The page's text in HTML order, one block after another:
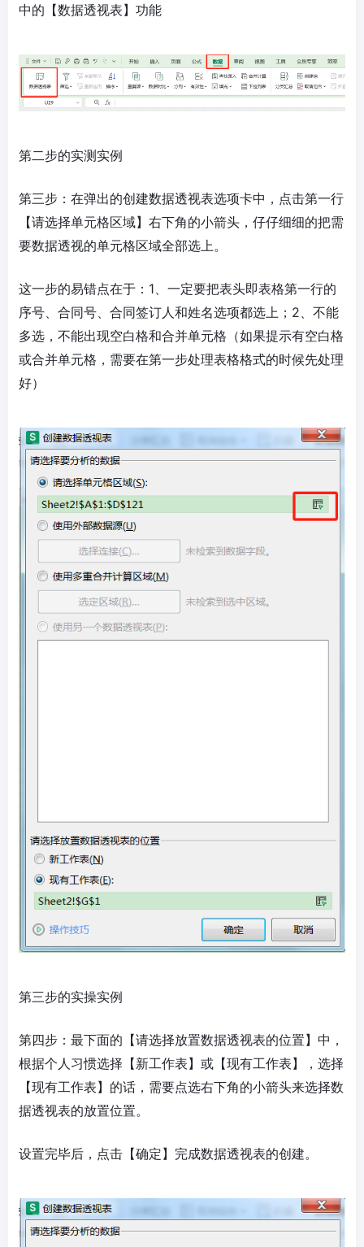
中的【数据透视表】功能
第二步的实测实例
第三步：在弹出的创建数据透视表选项卡中，点击第一行
【请选择单元格区域】右下角的小箭头，仔仔细细的把需
要数据透视的单元格区域全部选上。
这一步的易错点在于：1、一定要把表头即表格第一行的
序号、合同号、合同签订人和姓名选项都选上；2、不能
多选，不能出现空白格和合并单元格（如果提示有空白格
或合并单元格，需要在第一步处理表格格式的时候先处理
好）
第三步的实操实例
第四步：最下面的【请选择放置数据透视表的位置】中，
根据个人习惯选择【新工作表】或【现有工作表】，选择
【现有工作表】的话，需要点选右下角的小箭头来选择数
据透视表的放置位置。
设置完毕后，点击【确定】完成数据透视表的创建。